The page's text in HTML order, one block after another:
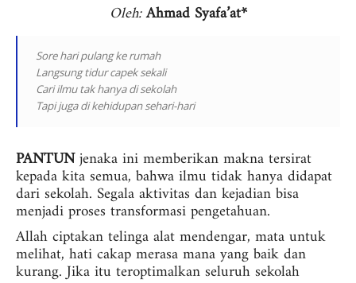
Oleh:Ahmad Syafa’at*
Sore hari pulang ke rumah
Langsung tidur capek sekali
Cari ilmu tak hanya di sekolah
Tapi juga di kehidupan sehari-hari
PANTUNjenaka ini memberikan makna tersirat
kepada kita semua, bahwa ilmu tidak hanya didapat
dari sekolah. Segala aktivitas dan kejadian bisa
menjadi proses transformasi pengetahuan.
Allah ciptakan telinga alat mendengar, mata untuk
melihat, hati cakap merasa mana yang baik dan
kurang. Jika itu teroptimalkan seluruh sekolah